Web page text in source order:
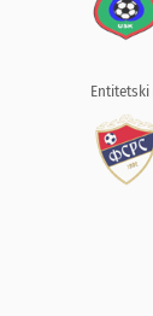
Entitetski